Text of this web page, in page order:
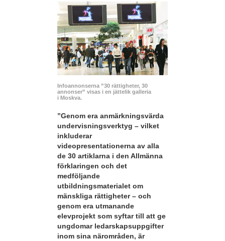
Infoannonserna ”30 rättigheter, 30
annonser” visas i en jättelik galleria
i Moskva.
”Genom era anmärkningsvärda
undervisningsverktyg – vilket
inkluderar
videopresentationerna av alla
de 30 artiklarna i den Allmänna
förklaringen och det
medföljande
utbildningsmaterialet om
mänskliga rättigheter – och
genom era utmanande
elevprojekt som syftar till att ge
ungdomar ledarskapsuppgifter
inom sina närområden, är